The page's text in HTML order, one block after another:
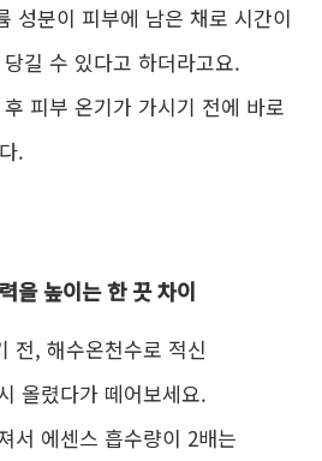
성분이 피부에 남은 채로 시간이
길 수 있다고 하더라고요.
피부 온기가 가시기 전에 바로
.
을 높이는 한 끗 차이
전, 해수온천수로 적신
올렸다가 떼어보세요.
서 에센스 흡수량이 2배는